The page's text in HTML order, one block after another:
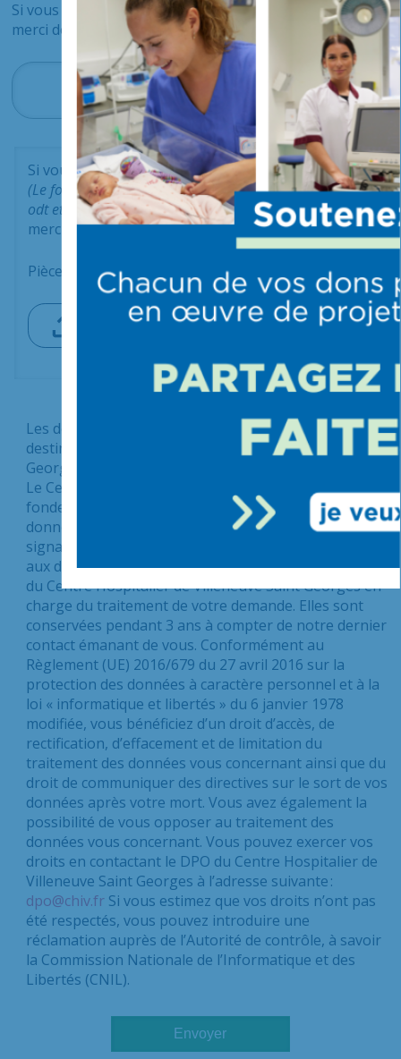
Si vous avez des précisions à ajouter,
merci de les indiquer ci-dessous.
Si vous avez un document à ajouter,
(Le format des fichiers doit-être en pdf, doc, docx,
odt et le poids ne doit pas dépasser 19Mo)
merci de le joindre ci-dessous :
Pièce jointe 1 :
Choisir un fichier
Les données à caractère personnel collectées sont
destinées au Centre Hospitalier de Villeneuve Saint
Georges et sont utilisées pour traiter votre demande.
Le Centre Hospitalier de Villeneuve Saint Georges se
fonde sur son intérêt légitime pour traiter vos
données. Les données obligatoires vous sont
signalées sur le formulaire par un astérisque. L’accès
aux données est strictement limité aux collaborateurs
du Centre Hospitalier de Villeneuve Saint Georges en
charge du traitement de votre demande. Elles sont
conservées pendant 3 ans à compter de notre dernier
contact émanant de vous. Conformément au
Règlement (UE) 2016/679 du 27 avril 2016 sur la
protection des données à caractère personnel et à la
loi « informatique et libertés » du 6 janvier 1978
modifiée, vous bénéficiez d’un droit d’accès, de
rectification, d’effacement et de limitation du
traitement des données vous concernant ainsi que du
droit de communiquer des directives sur le sort de vos
données après votre mort. Vous avez également la
possibilité de vous opposer au traitement des
données vous concernant. Vous pouvez exercer vos
droits en contactant le DPO du Centre Hospitalier de
Villeneuve Saint Georges à l’adresse suivante :
dpo@chiv.fr Si vous estimez que vos droits n’ont pas
été respectés, vous pouvez introduire une
réclamation auprès de l’Autorité de contrôle, à savoir
la Commission Nationale de l’Informatique et des
Libertés (CNIL).